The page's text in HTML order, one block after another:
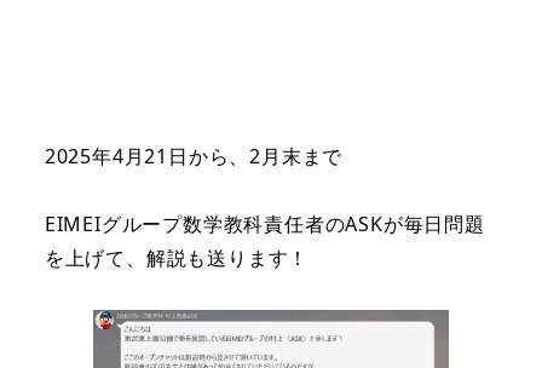
2025年4月21日から、2月末まで
EIMEIグループ数学教科責任者のASKが毎日問題
を上げて、解説も送ります！